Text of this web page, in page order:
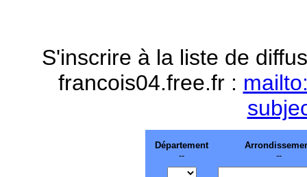
S'inscrire à la liste de
francois04.free.fr :
Département
--
--